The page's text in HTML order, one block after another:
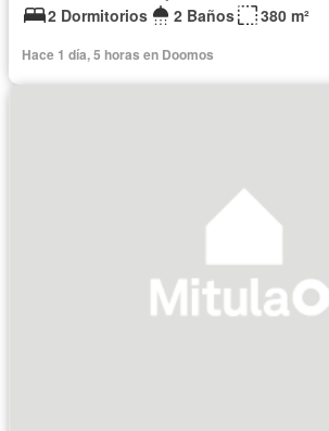
2 Dormitorios
2 Baños 380 m²
Hace 1 día, 5 horas en Doomos